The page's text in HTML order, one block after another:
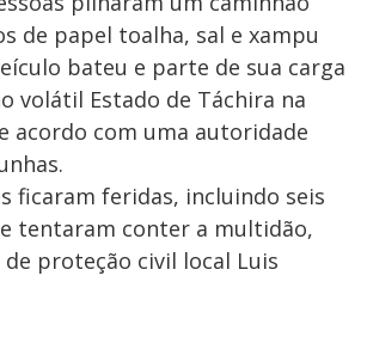
de papel toalha, sal e xampu
bateu e parte de sua carga
volátil Estado de Táchira na
acordo com uma autoridade
ficaram feridas, incluindo seis
tentaram conter a multidão,
proteção civil local Luis